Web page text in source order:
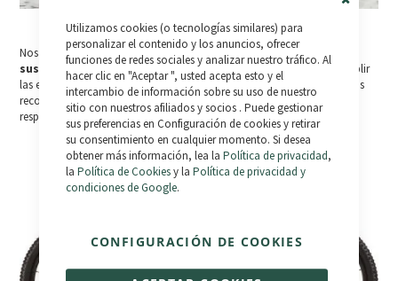
Utilizamos cookies (o tecnologías similares) para
personalizar el contenido y los anuncios, ofrecer
funciones de redes sociales y analizar nuestro tráfico. Al
hacer clic en "Aceptar ", usted acepta esto y el
intercambio de información sobre su uso de nuestro
sitio con nuestros afiliados y socios . Puede gestionar
sus preferencias en Configuración de cookies y retirar
su consentimiento en cualquier momento. Si desea
obtener más información, lea la Política de privacidad,
la Política de Cookiesy la Política de privacidad y
condiciones de Google.
CONFIGURACIÓN DE COOKIES
Nos ponemos serios y pasamos al modelo de montaña de doble
suspensión DUALede Felt, cuadro y geometría a medida para cumplir
las especificaciones que una bicicleta de trail debe tener permitiéndonos
recorrer la montaña más rápido y más seguros, la DUALe de FELT es la
respuesta.